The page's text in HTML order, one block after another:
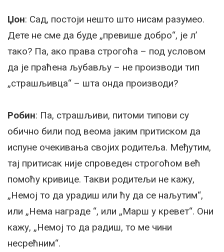
Џон: Сад, постоји нешто што нисам разумео.
Дете не сме да буде „превише добро“, је л’
тако? Па, ако права строгоћа – под условом
да је праћена љубављу – не производи тип
„страшљивца“ – шта онда производи?
Робин: Па, страшљиви, питоми типови су
обично били под веома јаким притиском да
испуне очекивања својих родитеља. Међутим,
тај притисак није спроведен строгоћом већ
помоћу кривице. Такви родитељи не кажу,
„Немој то да урадиш или ћу да се наљутим“,
или „Нема награде “, или „Марш у кревет“. Они
кажу, „Немој то да радиш, то ме чини
несрећним“.